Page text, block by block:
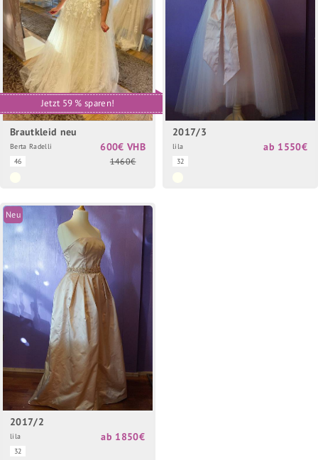
Jetzt 59 % sparen!
Brautkleid neu
Berta Radelli
46
600€ VHB
1460€
2017/3
lila
32
ab 1550€
Neu
2017/2
lila
32
ab 1850€